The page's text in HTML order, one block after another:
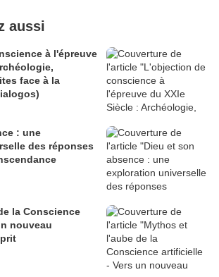
aussi
à l'épreuve
face à la
: une
des réponses
la Conscience
nouveau